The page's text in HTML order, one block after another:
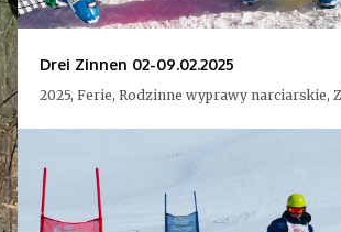
Drei Zinnen 02-09.02.2025
2025, Ferie, Rodzinne wyprawy narciarskie,